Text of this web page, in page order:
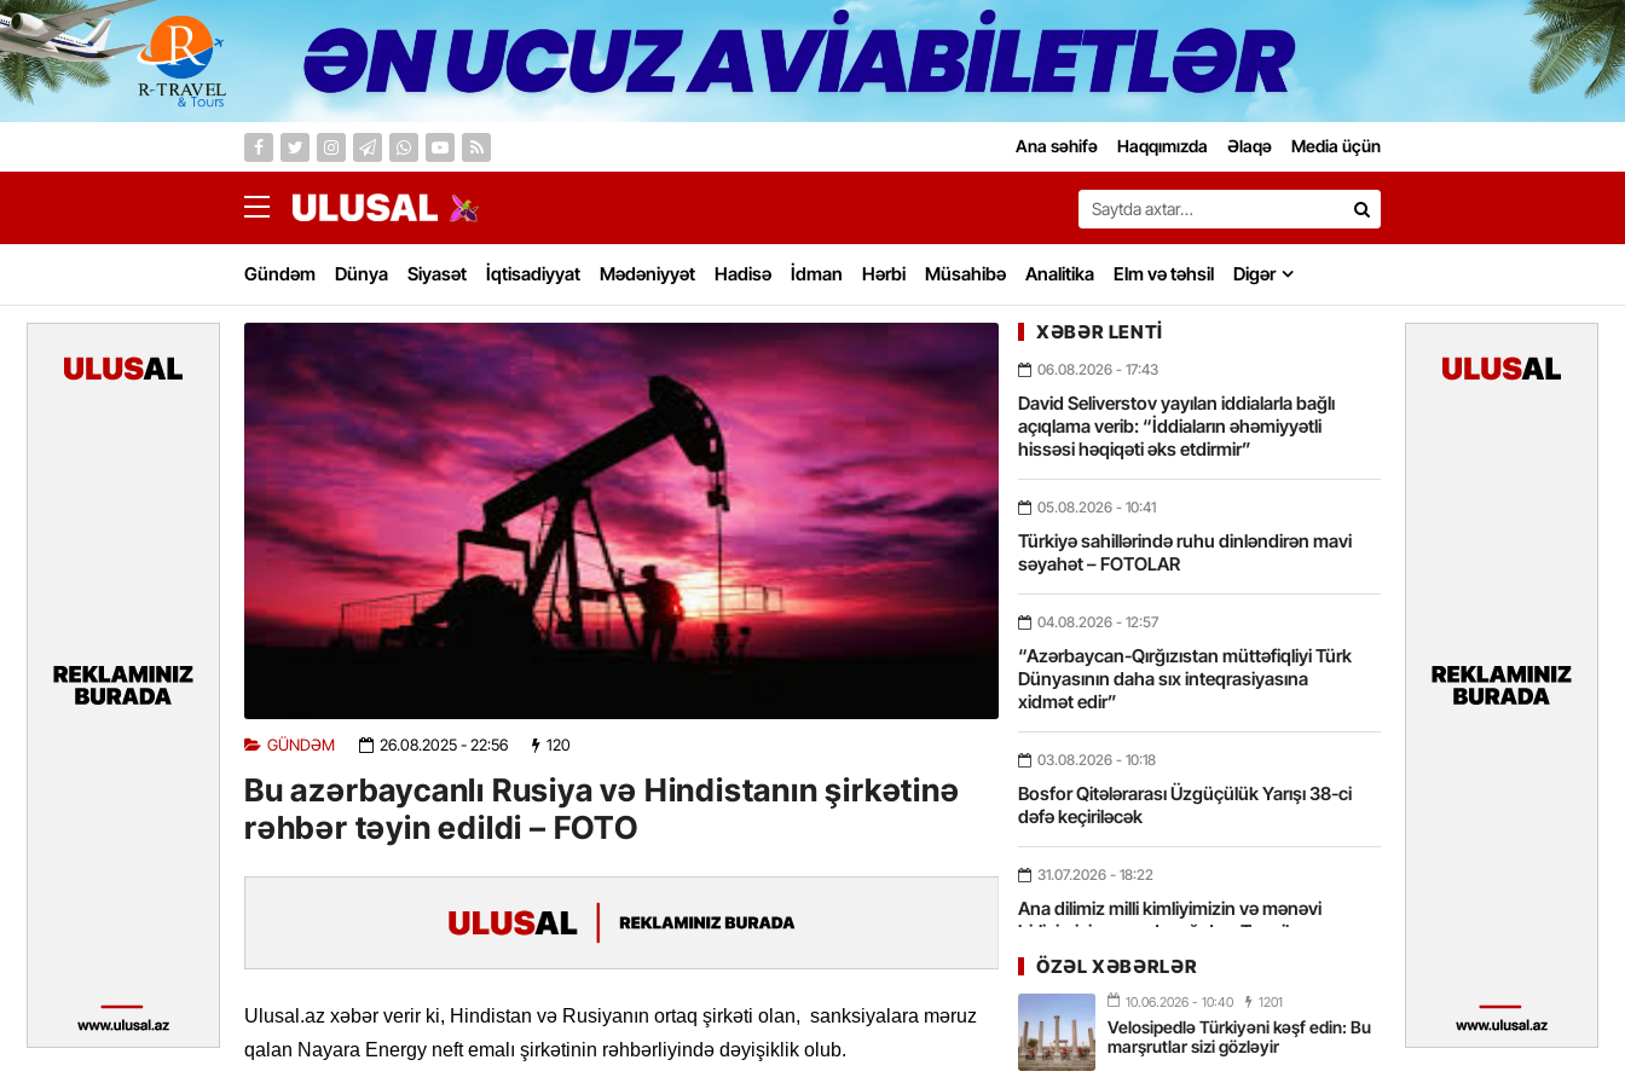
Ana səhifə Haqqımızda Əlaqə Media üçün
Search…
Gündəm Dünya Siyasət İqtisadiyyat Mədəniyyət Hadisə İdman Hərbi Müsahibə Analitika Elm və təhsil Digər
GÜNDƏM 26.08.2025- 22:56 120
Bu azərbaycanlı Rusiya və Hindistanın şirkətinə
rəhbər təyin edildi – FOTO
Ulusal.az xəbər verir ki, Hindistan və Rusiyanın ortaq şirkəti olan, sanksiyalara məruz
qalan Nayara Energy neft emalı şirkətinin rəhbərliyində dəyişiklik olub.
XƏBƏR LENTI
06.08.2026 - 17:43
David Seliverstov yayılan iddialarla bağlı
açıqlama verib: “İddiaların əhəmiyyətli
hissəsi həqiqəti əks etdirmir”
05.08.2026 - 10:41
Türkiyə sahillərində ruhu dinləndirən mavi
səyahət – FOTOLAR
04.08.2026 - 12:57
“Azərbaycan-Qırğızıstan müttəfiqliyi Türk
Dünyasının daha sıx inteqrasiyasına
xidmət edir”
03.08.2026 - 10:18
Bosfor Qitələrarası Üzgüçülük Yarışı 38-ci
dəfə keçiriləcək
31.07.2026 - 18:22
Ana dilimiz milli kimliyimizin və mənəvi
birliyimizin əsas dayağıdır – Tənzilə
Rüstəmxanlı
31.07.2026 - 16:58
Tarixin axarını yalnız böyük liderlər dəyişir
ÖZƏL XƏBƏRLƏR
10.06.2026 - 10:40 1201
Velosipedlə Türkiyəni kəşf edin: Bu
marşrutlar sizi gözləyir